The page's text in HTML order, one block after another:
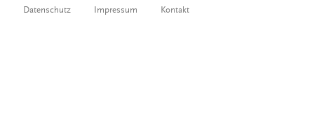
Datenschutz Impressum Kontakt